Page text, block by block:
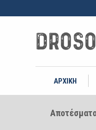
ΑΡΧΙΚΗ